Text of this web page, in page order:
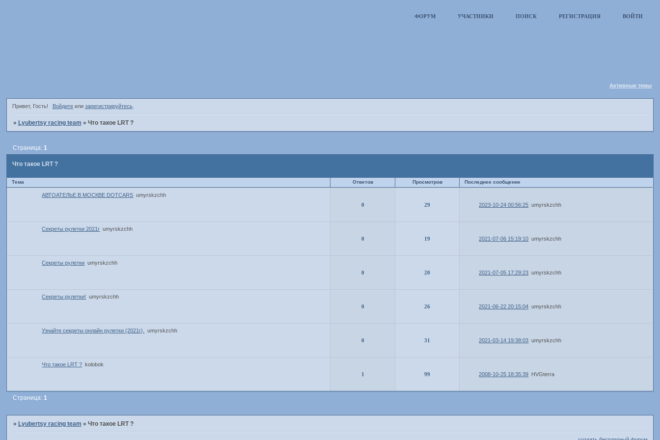
ФОРУМ УЧАСТНИКИ ПОИСК РЕГИСТРАЦИЯ ВОЙТИ
Активные темы
Привет, Гость! Войдитеили зарегистрируйтесь.
» Lyubertsy racing team » Что такое LRT ?
Что такое LRT ?
Страница: 1
Тема Ответов Просмотров Последнее сообщение
АВТОАТЕЛЬЕ В МОСКВЕ DOTCARS umyrskzchh
0
29 2023-10-24 00:56:25 umyrskzchh
Секреты рулетки 2021г umyrskzchh
0
19 2021-07-06 15:19:10 umyrskzchh
Секреты рулетки umyrskzchh
0
20 2021-07-05 17:29:23 umyrskzchh
Секреты рулетки!
umyrskzchh
0
26 2021-06-22 20:15:04 umyrskzchh
Узнайте секреты онлайн рулетки (2021г).
umyrskzchh
0
31 2021-03-14 19:38:03 umyrskzchh
Что такое LRT ? kolobok
1
99 2008-10-25 18:35:39 HVGterra
Страница: 1
» Lyubertsy racing team » Что такое LRT ?